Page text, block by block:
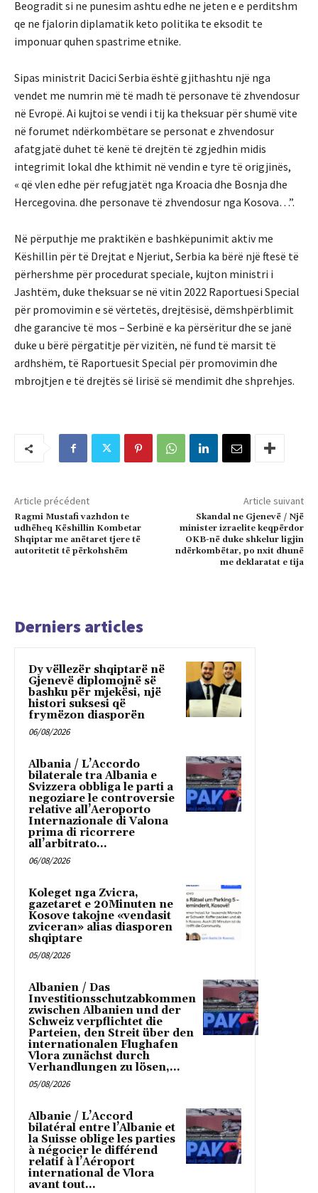
Beogradit si ne punesim ashtu edhe ne jeten e e perditshm
qe ne fjalorin diplamatik keto politika te eksodit te
imponuar quhen spastrime etnike.
Sipas ministrit Dacici Serbia është gjithashtu një nga
vendet me numrin më të madh të personave të zhvendosur
në Evropë. Ai kujtoi se vendi i tij ka theksuar për shumë vite
në forumet ndërkombëtare se personat e zhvendosur
afatgjatë duhet të kenë të drejtën të zgjedhin midis
integrimit lokal dhe kthimit në vendin e tyre të origjinës,
« që vlen edhe për refugjatët nga Kroacia dhe Bosnja dhe
Hercegovina. dhe personave të zhvendosur nga Kosova…”.
Në përputhje me praktikën e bashkëpunimit aktiv me
Këshillin për të Drejtat e Njeriut, Serbia ka bërë një ftesë të
përhershme për procedurat speciale, kujton ministri i
Jashtëm, duke theksuar se në vitin 2022 Raportuesi Special
për promovimin e së vërtetës, drejtësisë, dëmshpërblimit
dhe garancive të mos – Serbinë e ka përsëritur dhe se janë
duke u bërë përgatitje për vizitën, në fund të marsit të
ardhshëm, të Raportuesit Special për promovimin dhe
mbrojtjen e të drejtës së lirisë së mendimit dhe shprehjes.
Article précédent
Ragmi Mustafi vazhdon te
udhëheq Këshillin Kombetar
Shqiptar me anëtaret tjere të
autoritetit të përkohshëm
Article suivant
Skandal ne Gjenevë / Një
minister izraelite keqpërdor
OKB-në duke shkelur ligjin
ndërkombëtar, po nxit dhunë
me deklaratat e tija
Derniers articles
Dy vëllezër shqiptarë në
Gjenevë diplomojnë së
bashku për mjekësi, një
histori suksesi që
frymëzon diasporën
06/08/2026
Albania / L’Accordo
bilaterale tra Albania e
Svizzera obbliga le parti a
negoziare le controversie
relative all’Aeroporto
Internazionale di Valona
prima di ricorrere
all’arbitrato...
06/08/2026
Koleget nga Zvicra,
gazetaret e 20Minuten ne
Kosove takojne «vendasit
zviceran» alias diasporen
shqiptare
05/08/2026
Albanien / Das
Investitionsschutzabkommen
zwischen Albanien und der
Schweiz verpflichtet die
Parteien, den Streit über den
internationalen Flughafen
Vlora zunächst durch
Verhandlungen zu lösen,...
05/08/2026
Albanie / L’Accord
bilatéral entre l’Albanie et
la Suisse oblige les parties
à négocier le différend
relatif à l’Aéroport
international de Vlora
avant tout...